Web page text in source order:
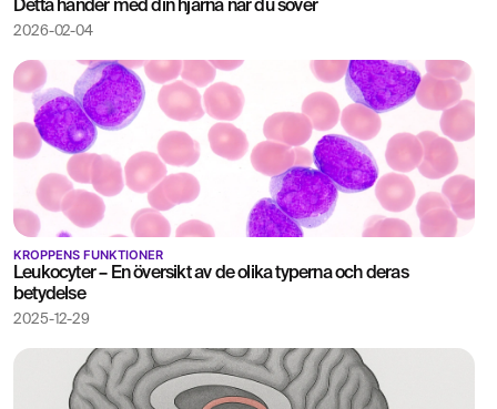
Detta händer med din hjärna när du sover
2026-02-04
KROPPENS FUNKTIONER
Leukocyter – En översikt av de olika typerna och deras
betydelse
2025-12-29